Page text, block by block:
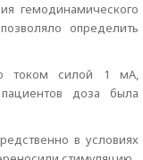
гемодинамического
определить
током силой 1 мА,
доза была
в условиях